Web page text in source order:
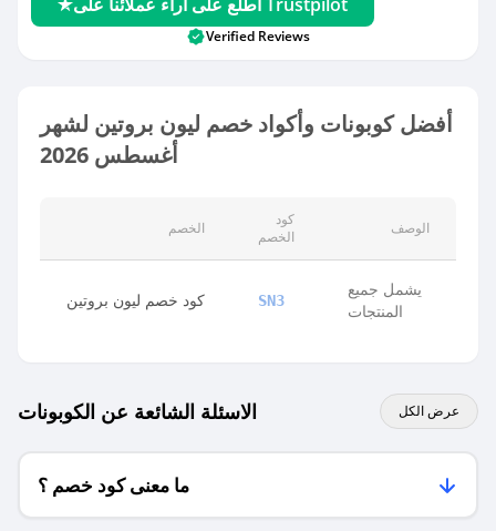
Verified Reviews
أفضل كوبونات وأكواد خصم ليون بروتين لشهر
أغسطس 2026
الخصم
كود
الخصم
الوصف
كود خصم ليون بروتين SN3
يشمل جميع
المنتجات
الاسئلة الشائعة عن الكوبونات عرض الكل
ما معنى كود خصم ؟